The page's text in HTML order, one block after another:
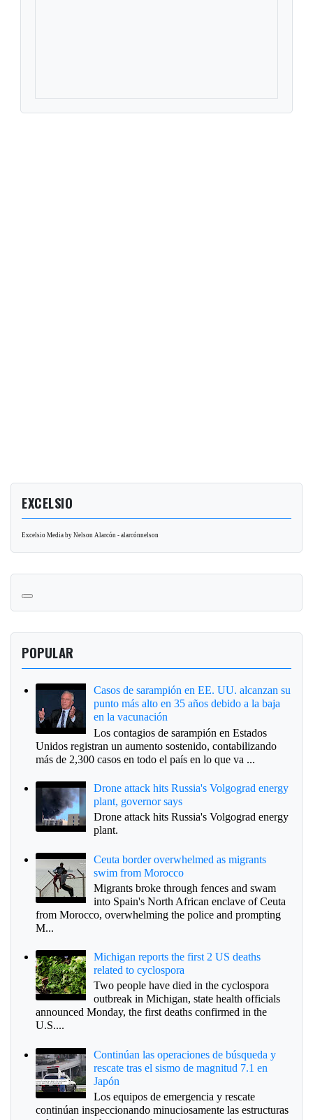
EXCELSIO
Excelsio Media by Nelson Alarcón - alarcónnelson
POPULAR
Casos de sarampión en EE. UU. alcanzan su
punto más alto en 35 años debido a la baja
en la vacunación
Los contagios de sarampión en Estados
Unidos registran un aumento sostenido, contabilizando
más de 2,300 casos en todo el país en lo que va ...
Drone attack hits Russia's Volgograd energy
plant, governor says
Drone attack hits Russia's Volgograd energy
plant.
Ceuta border overwhelmed as migrants
swim from Morocco
Migrants broke through fences and swam
into Spain's North African enclave of Ceuta
from Morocco, overwhelming the police and prompting
M...
Michigan reports the first 2 US deaths
related to cyclospora
Two people have died in the cyclospora
outbreak in Michigan, state health officials
announced Monday, the first deaths confirmed in the
U.S....
Continúan las operaciones de búsqueda y
rescate tras el sismo de magnitud 7.1 en
Japón
Los equipos de emergencia y rescate
continúan inspeccionando minuciosamente las estructuras